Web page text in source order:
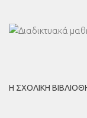
Η ΣΧΟΛΙΚΉ